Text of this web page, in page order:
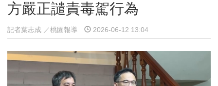
方嚴正譴責毒駕行為
記者葉志成 ／桃園報導 2026-06-12 13:04